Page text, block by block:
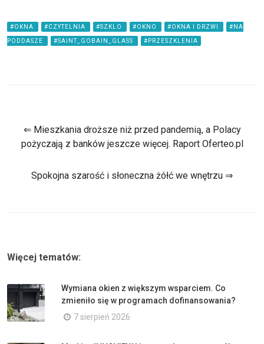
#OKNA #CZYTELNIA #SZKLO #OKNO #OKNA I DRZWI #NA
PODDASZE #SAINT_GOBAIN_GLASS #PRZESZKLENIA
⇐ Mieszkania droższe niż przed pandemią, a Polacy
pożyczają z banków jeszcze więcej. Raport Oferteo.pl
Spokojna szarość i słoneczna żółć we wnętrzu ⇒
Więcej tematów:
Wymiana okien z większym wsparciem. Co
zmieniło się w programach dofinansowania?
7 sierpień 2026